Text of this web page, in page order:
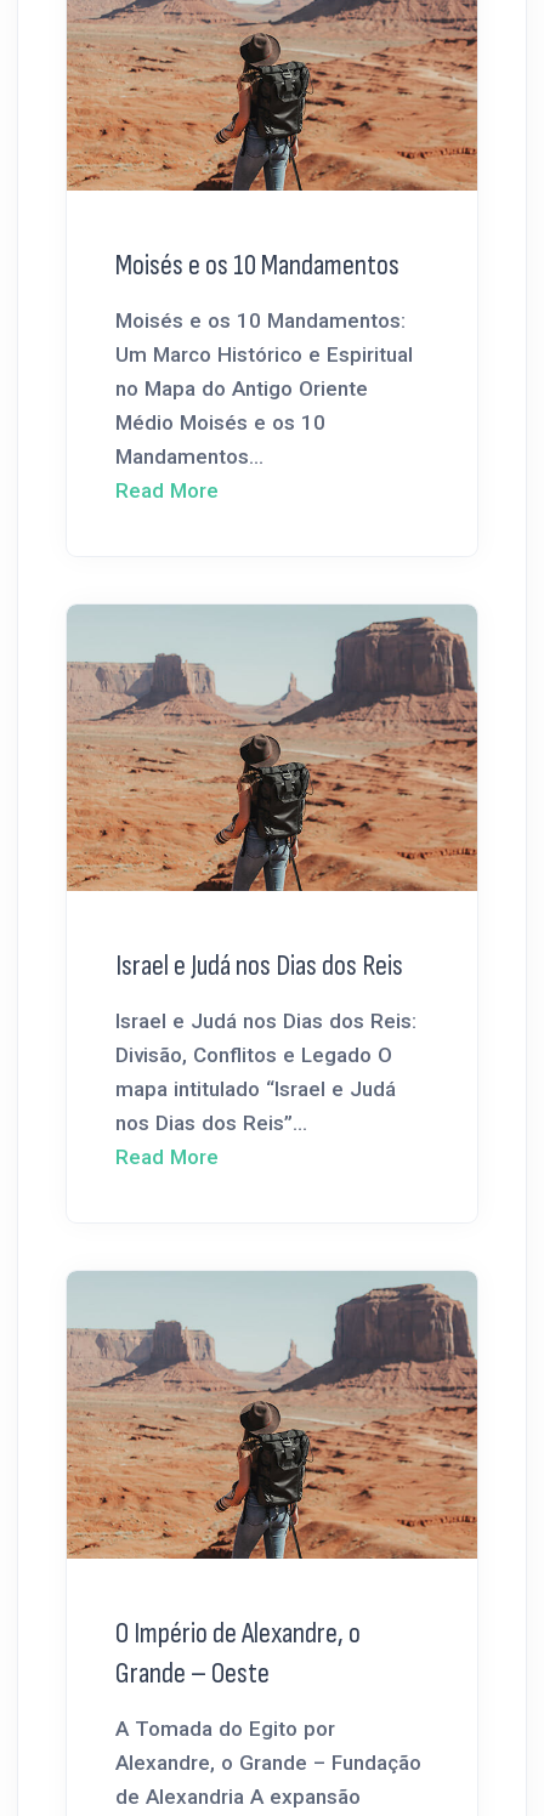
Moisés e os 10 Mandamentos
Moisés e os 10 Mandamentos:
Um Marco Histórico e Espiritual
no Mapa do Antigo Oriente
Médio Moisés e os 10
Mandamentos...
Read More
Israel e Judá nos Dias dos Reis
Israel e Judá nos Dias dos Reis:
Divisão, Conflitos e Legado O
mapa intitulado “Israel e Judá
nos Dias dos Reis”...
Read More
O Império de Alexandre, o
Grande – Oeste
A Tomada do Egito por
Alexandre, o Grande – Fundação
de Alexandria A expansão